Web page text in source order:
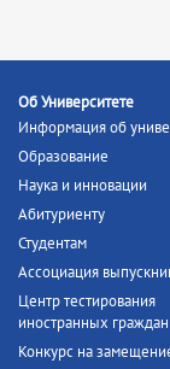
Об Университете
Информация об
Образование
Наука и инновации
Абитуриенту
Студентам
Ассоциация
Центр тестирования
иностранных граждан
Конкурс на